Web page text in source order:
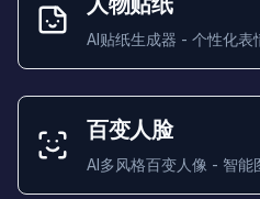
AI贴纸生成器 - 个性化表
百变人脸
AI多风格百变人像 - 智能